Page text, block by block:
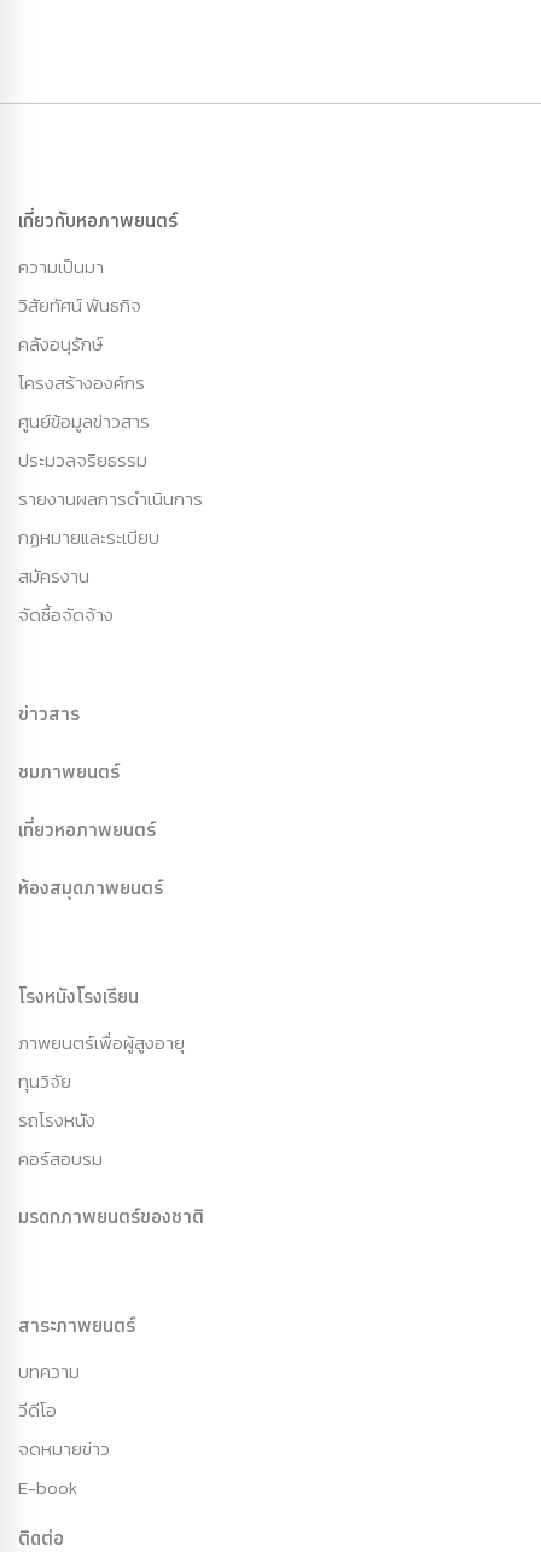
เกี่ยวกับหอภาพยนตร์
ความเป็นมา
วิสัยทัศน์ พันธกิจ
คลังอนุรักษ์
โครงสร้างองค์กร
ศูนย์ข้อมูลข่าวสาร
ประมวลจริยธรรม
รายงานผลการดำเนินการ
กฏหมายและระเบียบ
สมัครงาน
จัดซื้อจัดจ้าง
ข่าวสาร
ชมภาพยนตร์
เที่ยวหอภาพยนตร์
ห้องสมุดภาพยนตร์
โรงหนังโรงเรียน
ภาพยนตร์เพื่อผู้สูงอายุ
ทุนวิจัย
รถโรงหนัง
คอร์สอบรม
มรดกภาพยนตร์ของชาติ
สาระภาพยนตร์
บทความ
วีดีโอ
จดหมายข่าว
E-book
ติดต่อ